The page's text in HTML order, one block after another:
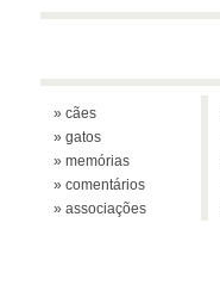
» cães
» gatos
» memórias
» comentários
» associações